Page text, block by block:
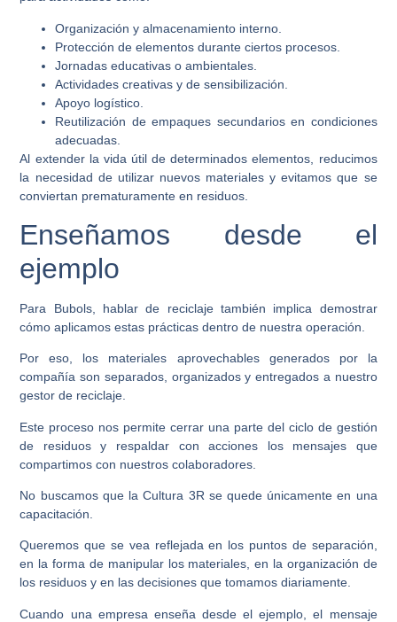
Organización y almacenamiento interno.
Protección de elementos durante ciertos procesos.
Jornadas educativas o ambientales.
Actividades creativas y de sensibilización.
Apoyo logístico.
Reutilización de empaques secundarios en condiciones
adecuadas.
Al extender la vida útil de determinados elementos, reducimos
la necesidad de utilizar nuevos materiales y evitamos que se
conviertan prematuramente en residuos.
Enseñamos desde el
ejemplo
Para Bubols, hablar de reciclaje también implica demostrar
cómo aplicamos estas prácticas dentro de nuestra operación.
Por eso, los materiales aprovechables generados por la
compañía son separados, organizados y entregados a nuestro
gestor de reciclaje.
Este proceso nos permite cerrar una parte del ciclo de gestión
de residuos y respaldar con acciones los mensajes que
compartimos con nuestros colaboradores.
No buscamos que la Cultura 3R se quede únicamente en una
capacitación.
Queremos que se vea reflejada en los puntos de separación,
en la forma de manipular los materiales, en la organización de
los residuos y en las decisiones que tomamos diariamente.
Cuando una empresa enseña desde el ejemplo, el mensaje